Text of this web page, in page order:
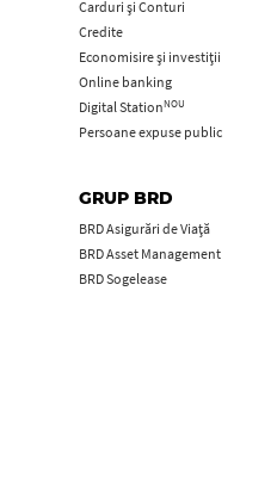
Carduri şi Conturi
Credite
Economisire și investiții
Online banking
Digital StationNOU
Persoane expuse public
GRUP BRD
BRD Asigurări de Viață
BRD Asset Management
BRD Sogelease